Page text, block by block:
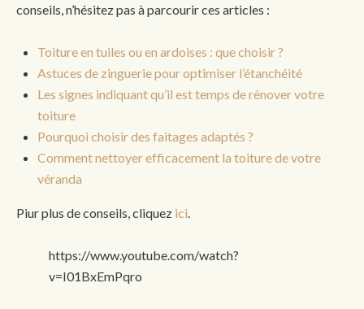
conseils, n’hésitez pas à parcourir ces articles :
Toiture en tuiles ou en ardoises : que choisir ?
Astuces de zinguerie pour optimiser l’étanchéité
Les signes indiquant qu’il est temps de rénover votre
toiture
Pourquoi choisir des faitages adaptés ?
Comment nettoyer efficacement la toiture de votre
véranda
Piur plus de conseils, cliquez ici
https://www.youtube.com/watch?
v=I01BxEmPqro